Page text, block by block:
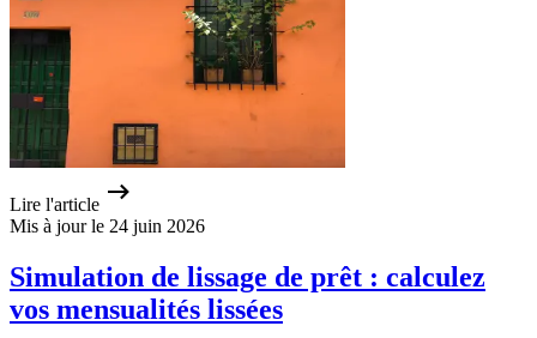
Lire l'article
Mis à jour le 24 juin 2026
Simulation de lissage de prêt : calculez
vos mensualités lissées